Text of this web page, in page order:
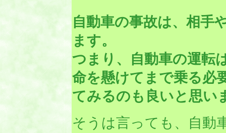
自動車の事故は、相手
ます。
つまり、自動車の運転
命を懸けてまで乗る必
てみるのも良いと思い
そうは言っても、自動